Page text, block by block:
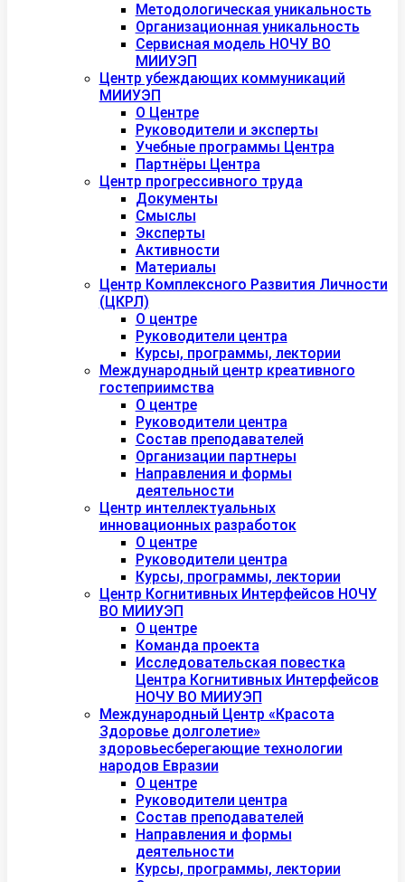
Методологическая уникальность
Организационная уникальность
Сервисная модель НОЧУ ВО
МИИУЭП
Центр убеждающих коммуникаций
МИИУЭП
О Центре
Руководители и эксперты
Учебные программы Центра
Партнёры Центра
Центр прогрессивного труда
Документы
Смыслы
Эксперты
Активности
Материалы
Центр Комплексного Развития Личности
(ЦКРЛ)
О центре
Руководители центра
Курсы, программы, лектории
Международный центр креативного
гостеприимства
О центре
Руководители центра
Состав преподавателей
Организации партнеры
Направления и формы
деятельности
Центр интеллектуальных
инновационных разработок
О центре
Руководители центра
Курсы, программы, лектории
Центр Когнитивных Интерфейсов НОЧУ
ВО МИИУЭП
О центре
Команда проекта
Исследовательская повестка
Центра Когнитивных Интерфейсов
НОЧУ ВО МИИУЭП
Международный Центр «Красота
Здоровье долголетие»
здоровьесберегающие технологии
народов Евразии
О центре
Руководители центра
Состав преподавателей
Направления и формы
деятельности
Курсы, программы, лектории